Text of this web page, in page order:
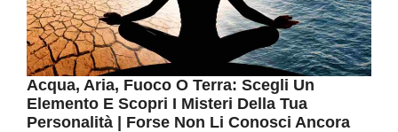
Acqua, Aria, Fuoco O Terra: Scegli Un
Elemento E Scopri I Misteri Della Tua
Personalità | Forse Non Li Conosci Ancora